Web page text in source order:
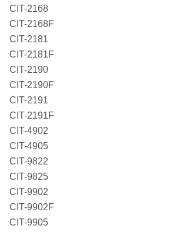
CIT-2168
CIT-2168F
CIT-2181
CIT-2181F
CIT-2190
CIT-2190F
CIT-2191
CIT-2191F
CIT-4902
CIT-4905
CIT-9822
CIT-9825
CIT-9902
CIT-9902F
CIT-9905